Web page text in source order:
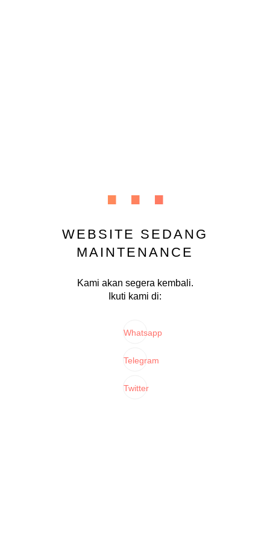
...
WEBSITE SEDANG
MAINTENANCE
Kami akan segera kembali.
Ikuti kami di:
Whatsapp
Telegram
Twitter